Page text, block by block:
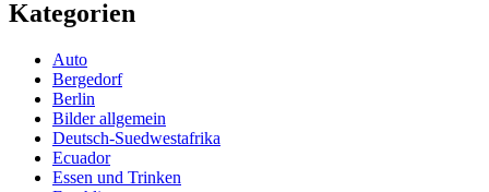
Kategorien
Auto
Bergedorf
Berlin
Bilder allgemein
Deutsch-Suedwestafrika
Ecuador
Essen und Trinken